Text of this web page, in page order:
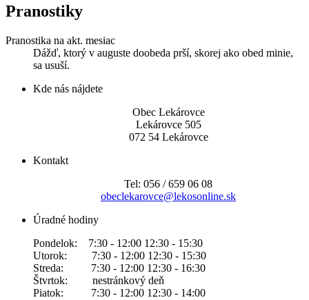
Pranostiky
Pranostika na akt. mesiac
Dážď, ktorý v auguste doobeda prší, skorej ako obed minie,
sa usuší.
Kde nás nájdete
Obec Lekárovce
Lekárovce 505
072 54 Lekárovce
Kontakt
Tel: 056 / 659 06 08
obeclekarovce@lekosonline.sk
Úradné hodiny
Pondelok: 7:30 - 12:00 12:30 - 15:30
Utorok: 7:30 - 12:00 12:30 - 15:30
Streda: 7:30 - 12:00 12:30 - 16:30
Štvrtok: nestránkový deň
Piatok: 7:30 - 12:00 12:30 - 14:00